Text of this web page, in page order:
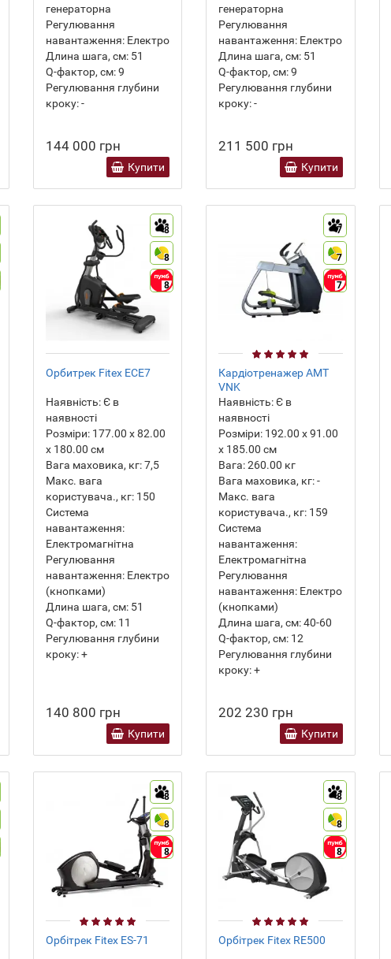
генераторна
Регулювання
навантаження:Електро
Длина шага, см:51
Q-фактор, см:9
Регулювання глубини
кроку:-
144 000 грн
Купити
генераторна
Регулювання
навантаження: Електро
Длина шага, см: 51
Q-фактор, см:9
Регулювання глубини
кроку:-
211 500 грн
Купити
8
8
8
Орбитрек Fitex ECE7
Наявність:Є в
наявності
Розміри:177.00 х 82.00
х 180.00 см
Вага маховика, кг:7,5
Макс. вага
користувача., кг:150
Система
навантаження:
Електромагнітна
Регулювання
навантаження:Електро
(кнопками)
Длина шага, см:51
Q-фактор, см:11
Регулювання глубини
кроку:+
140 800 грн
Купити
7
7
7
Кардіотренажер AMT
VNK
Наявність:Є в
наявності
Розміри: 192.00 х 91.00
х 185.00 см
Вага: 260.00 кг
Вага маховика, кг:-
Макс. вага
користувача., кг: 159
Система
навантаження:
Електромагнітна
Регулювання
навантаження: Електро
(кнопками)
Длина шага, см:40-60
Q-фактор, см: 12
Регулювання глубини
кроку:+
202 230 грн
Купити
8
8
8
Орбітрек Fitex ES-71
8
8
8
Орбітрек Fitex RE500